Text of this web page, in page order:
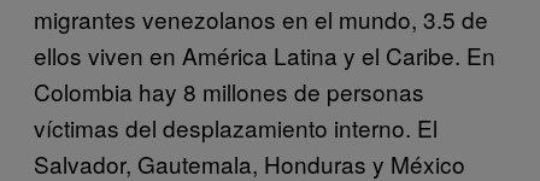
migrantes venezolanos en el mundo, 3.5 de
ellos viven en América Latina y el Caribe. En
Colombia hay 8 millones de personas
víctimas del desplazamiento interno. El
Salvador, Gautemala, Honduras y México